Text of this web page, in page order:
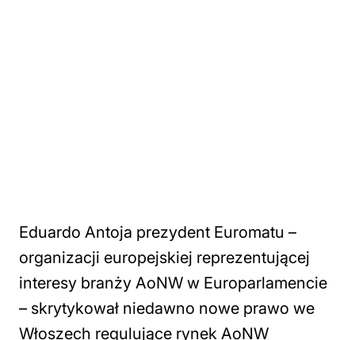
Eduardo Antoja prezydent Euromatu –
organizacji europejskiej reprezentującej
interesy branży AoNW w Europarlamencie
– skrytykował niedawno nowe prawo we
Włoszech regulujące rynek AoNW